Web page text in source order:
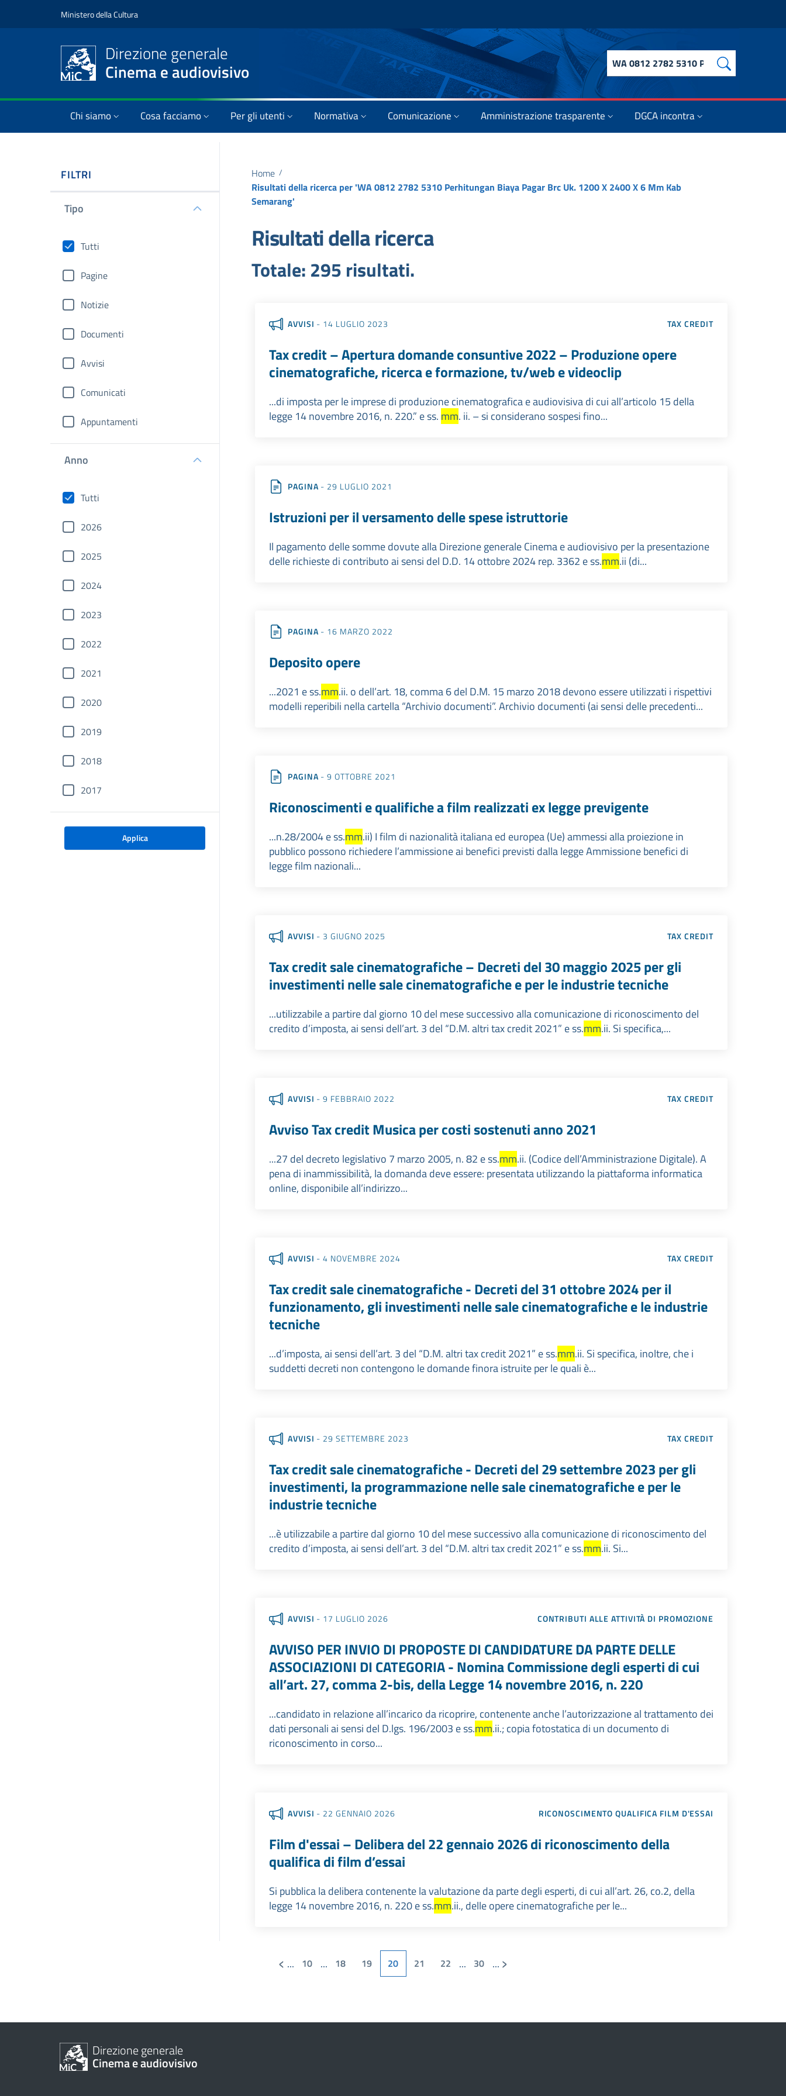
Ministero della Cultura
Direzione generale
Cinema e audiovisivo Cerca nel sito
Chi siamo Cosa facciamo Per gli utenti Normativa Comunicazione Amministrazione trasparente DGCA incontra
FILTRI
Tipo
Tutti
Pagine
Notizie
Documenti
Avvisi
Comunicati
Appuntamenti
Anno
Tutti
2026
2025
2024
2023
2022
2021
2020
2019
2018
2017
Applica
Home /
Risultati della ricerca per 'WA 0812 2782 5310 Perhitungan Biaya Pagar Brc Uk. 1200 X 2400 X 6 Mm Kab
Semarang'
Risultati della ricerca
Totale: 295 risultati.
AVVISI - 14 LUGLIO 2023 TAX CREDIT
Tax credit – Apertura domande consuntive 2022 – Produzione opere
cinematografiche, ricerca e formazione, tv/web e videoclip
...di imposta per le imprese di produzione cinematografica e audiovisiva di cui all’articolo 15 della
legge 14 novembre 2016, n. 220.” e ss. mm. ii. – si considerano sospesi fino...
PAGINA - 29 LUGLIO 2021
Istruzioni per il versamento delle spese istruttorie
Il pagamento delle somme dovute alla Direzione generale Cinema e audiovisivo per la presentazione
delle richieste di contributo ai sensi del D.D. 14 ottobre 2024 rep. 3362 e ss.mm.ii (di...
PAGINA - 16 MARZO 2022
Deposito opere
...2021 e ss.mm.ii. o dell’art. 18, comma 6 del D.M. 15 marzo 2018 devono essere utilizzati i rispettivi
modelli reperibili nella cartella “Archivio documenti”. Archivio documenti (ai sensi delle precedenti...
PAGINA - 9 OTTOBRE 2021
Riconoscimenti e qualifiche a film realizzati ex legge previgente
...n.28/2004 e ss.mm.ii) I film di nazionalità italiana ed europea (Ue) ammessi alla proiezione in
pubblico possono richiedere l’ammissione ai benefici previsti dalla legge Ammissione benefici di
legge film nazionali...
AVVISI - 3 GIUGNO 2025 TAX CREDIT
Tax credit sale cinematografiche – Decreti del 30 maggio 2025 per gli
investimenti nelle sale cinematografiche e per le industrie tecniche
...utilizzabile a partire dal giorno 10 del mese successivo alla comunicazione di riconoscimento del
credito d’imposta, ai sensi dell’art. 3 del “D.M. altri tax credit 2021” e ss.mm.ii. Si specifica,...
AVVISI - 9 FEBBRAIO 2022 TAX CREDIT
Avviso Tax credit Musica per costi sostenuti anno 2021
...27 del decreto legislativo 7 marzo 2005, n. 82 e ss.mm.ii. (Codice dell’Amministrazione Digitale). A
pena di inammissibilità, la domanda deve essere: presentata utilizzando la piattaforma informatica
online, disponibile all’indirizzo...
AVVISI - 4 NOVEMBRE 2024 TAX CREDIT
Tax credit sale cinematografiche - Decreti del 31 ottobre 2024 per il
funzionamento, gli investimenti nelle sale cinematografiche e le industrie
tecniche
...d’imposta, ai sensi dell’art. 3 del “D.M. altri tax credit 2021” e ss.mm.ii. Si specifica, inoltre, che i
suddetti decreti non contengono le domande finora istruite per le quali è...
AVVISI - 29 SETTEMBRE 2023 TAX CREDIT
Tax credit sale cinematografiche - Decreti del 29 settembre 2023 per gli
investimenti, la programmazione nelle sale cinematografiche e per le
industrie tecniche
...è utilizzabile a partire dal giorno 10 del mese successivo alla comunicazione di riconoscimento del
credito d’imposta, ai sensi dell’art. 3 del “D.M. altri tax credit 2021” e ss.mm.ii. Si...
AVVISI - 17 LUGLIO 2026 CONTRIBUTI ALLE ATTIVITÀ DI PROMOZIONE
AVVISO PER INVIO DI PROPOSTE DI CANDIDATURE DA PARTE DELLE
ASSOCIAZIONI DI CATEGORIA - Nomina Commissione degli esperti di cui
all’art. 27, comma 2-bis, della Legge 14 novembre 2016, n. 220
...candidato in relazione all’incarico da ricoprire, contenente anche l’autorizzazione al trattamento dei
dati personali ai sensi del D.lgs. 196/2003 e ss.mm.ii.; copia fotostatica di un documento di
riconoscimento in corso...
AVVISI - 22 GENNAIO 2026 RICONOSCIMENTO QUALIFICA FILM D'ESSAI
Film d'essai – Delibera del 22 gennaio 2026 di riconoscimento della
qualifica di film d’essai
Si pubblica la delibera contenente la valutazione da parte degli esperti, di cui all’art. 26, co.2, della
legge 14 novembre 2016, n. 220 e ss.mm.ii., delle opere cinematografiche per le...
‹ ... 10 ... 18 19 20 21 22 ... 30 ... ›
Direzione generale
Cinema e audiovisivo